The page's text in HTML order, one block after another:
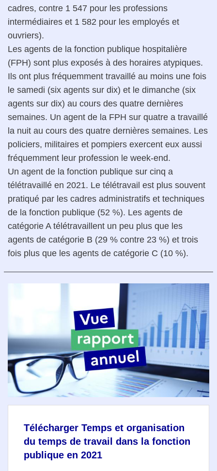
cadres, contre 1 547 pour les professions
intermédiaires et 1 582 pour les employés et
ouvriers).
Les agents de la fonction publique hospitalière
(FPH) sont plus exposés à des horaires atypiques.
Ils ont plus fréquemment travaillé au moins une fois
le samedi (six agents sur dix) et le dimanche (six
agents sur dix) au cours des quatre dernières
semaines. Un agent de la FPH sur quatre a travaillé
la nuit au cours des quatre dernières semaines. Les
policiers, militaires et pompiers exercent eux aussi
fréquemment leur profession le week-end.
Un agent de la fonction publique sur cinq a
télétravaillé en 2021. Le télétravail est plus souvent
pratiqué par les cadres administratifs et techniques
de la fonction publique (52 %). Les agents de
catégorie A télétravaillent un peu plus que les
agents de catégorie B (29 % contre 23 %) et trois
fois plus que les agents de catégorie C (10 %).
Télécharger Temps et organisation
du temps de travail dans la fonction
publique en 2021